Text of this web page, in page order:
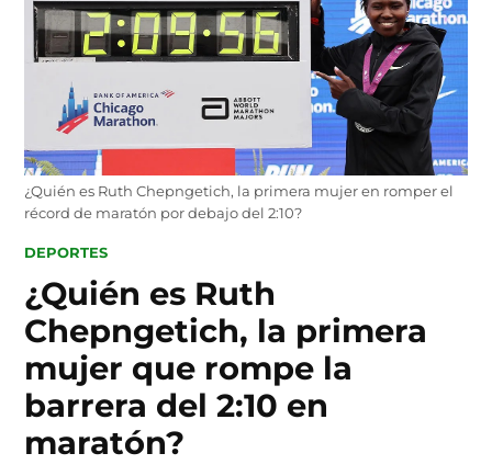
¿Quién es Ruth Chepngetich, la primera mujer en romper el
récord de maratón por debajo del 2:10?
POSTED
DEPORTES
¿Quién es Ruth
Chepngetich, la primera
mujer que rompe la
barrera del 2:10 en
maratón?